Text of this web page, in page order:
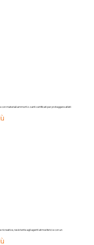
con materiali ammortizzanti certificati per proteggere atleti
ricreative, resistente agli agenti atmosferici e con un